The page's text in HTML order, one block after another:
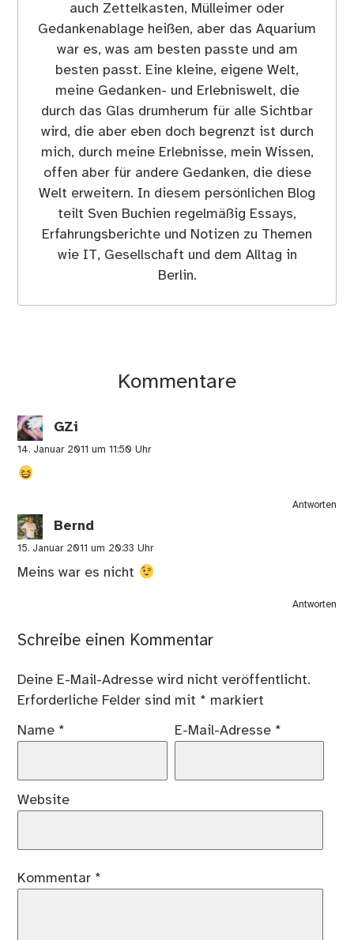
auch Zettelkasten, Mülleimer oder
Gedankenablage heißen, aber das Aquarium
war es, was am besten passte und am
besten passt. Eine kleine, eigene Welt,
meine Gedanken- und Erlebniswelt, die
durch das Glas drumherum für alle Sichtbar
wird, die aber eben doch begrenzt ist durch
mich, durch meine Erlebnisse, mein Wissen,
offen aber für andere Gedanken, die diese
Welt erweitern. In diesem persönlichen Blog
teilt Sven Buchien regelmäßig Essays,
Erfahrungsberichte und Notizen zu Themen
wie IT, Gesellschaft und dem Alltag in
Berlin.
Kommentare
GZi
14. Januar 2011 um 11:50 Uhr
Antworten
Bernd
15. Januar 2011 um 20:33 Uhr
Meins war es nicht
Antworten
Schreibe einen Kommentar
Deine E-Mail-Adresse wird nicht veröffentlicht.
Erforderliche Felder sind mit * markiert
Name * E-Mail-Adresse *
Website
Kommentar *